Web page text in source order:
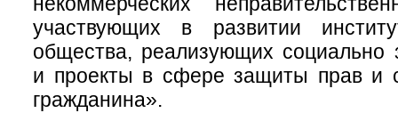
участвующих в развитии
общества, реализующих социально
и проекты в сфере защиты прав и
гражданина».